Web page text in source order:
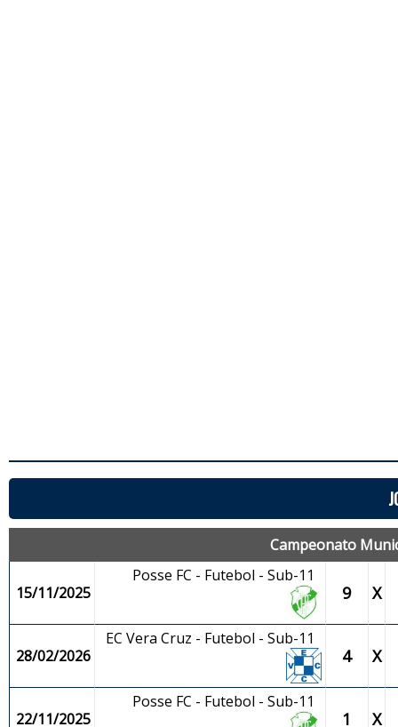
Campeonato
15/11/2025
Posse FC - Futebol - Sub-11
9 X
28/02/2026
EC Vera Cruz - Futebol - Sub-11
4 X
22/11/2025
Posse FC - Futebol - Sub-11
1 X